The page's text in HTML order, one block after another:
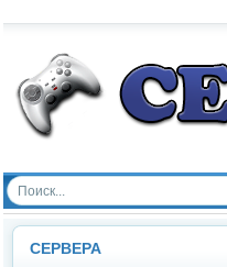
СЕРВЕРА